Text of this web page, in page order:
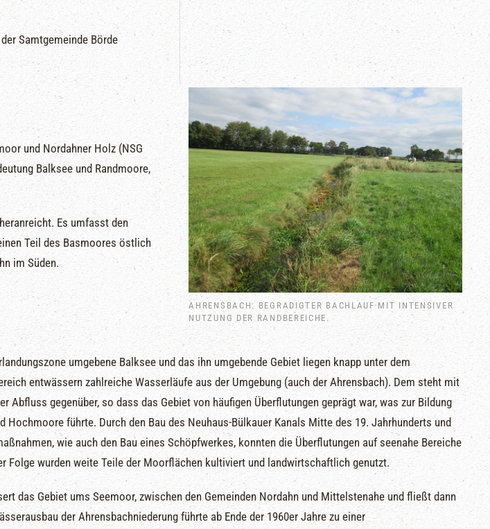
Samtgemeinde Börde
und Nordahner Holz (NSG
Balksee und Randmoore,
Es umfasst den
Teil des Basmoores östlich
im Süden.
AHRENSBACH: BEGRADIGTER BACHLAUF MIT INTENSIVER
NUTZUNG DER RANDBEREICHE.
umgebene Balksee und das ihn umgebende Gebiet liegen knapp unter dem
entwässern zahlreiche Wasserläufe aus der Umgebung (auch der Ahrensbach). Dem steht mit
Abfluss gegenüber, so dass das Gebiet von häufigen Überflutungen geprägt war, was zur Bildung
Hochmoore führte. Durch den Bau des Neuhaus-Bülkauer Kanals Mitte des 19. Jahrhunderts und
wie auch den Bau eines Schöpfwerkes, konnten die Überflutungen auf seenahe Bereiche
Folge wurden weite Teile der Moorflächen kultiviert und landwirtschaftlich genutzt.
das Gebiet ums Seemoor, zwischen den Gemeinden Nordahn und Mittelstenahe und fließt dann
der Ahrensbachniederung führte ab Ende der 1960er Jahre zu einer